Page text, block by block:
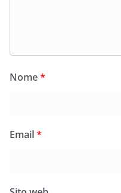
Nome*
Email*